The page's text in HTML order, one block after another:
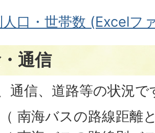
人口・世帯数 (Excelフ
通信
通信、道路等の状況で
南海バスの路線距離